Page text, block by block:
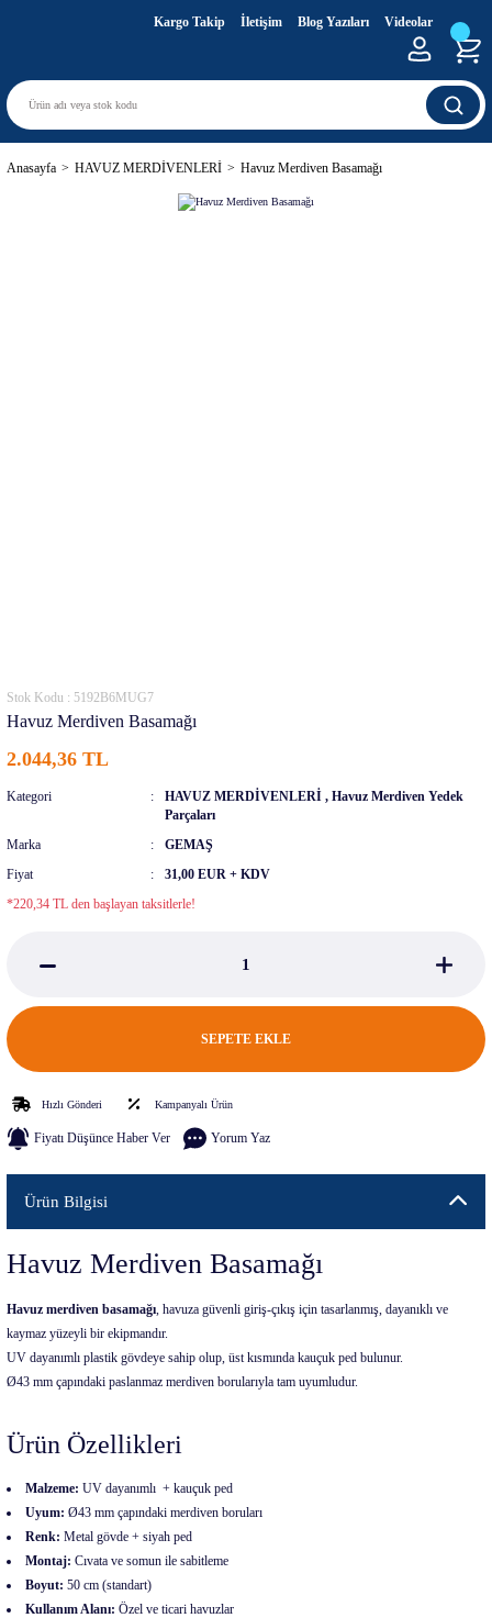
Kargo Takip İletişim Blog Yazıları Videolar
Anasayfa HAVUZ MERDİVENLERİ Havuz Merdiven Basamağı
Stok Kodu : 5192B6MUG7
Havuz Merdiven Basamağı
2.044,36 TL
Kategori HAVUZ MERDİVENLERİ , Havuz Merdiven Yedek
Parçaları
Marka
GEMAŞ
Fiyat
31,00 EUR + KDV
*220,34 TL den başlayan taksitlerle!
SEPETE EKLE
Hızlı Gönderi Kampanyalı Ürün
Fiyatı Düşünce Haber Ver Yorum Yaz
Ürün Bilgisi
Havuz Merdiven Basamağı
Havuz merdiven basamağı, havuza güvenli giriş-çıkış için tasarlanmış, dayanıklı ve
kaymaz yüzeyli bir ekipmandır.
UV dayanımlı plastik gövdeye sahip olup, üst kısmında kauçuk ped bulunur.
Ø43 mm çapındaki paslanmaz merdiven borularıyla tam uyumludur.
Ürün Özellikleri
Malzeme: UV dayanımlı + kauçuk ped
Uyum: Ø43 mm çapındaki merdiven boruları
Renk: Metal gövde + siyah ped
Montaj: Cıvata ve somun ile sabitleme
Boyut: 50 cm (standart)
Kullanım Alanı: Özel ve ticari havuzlar